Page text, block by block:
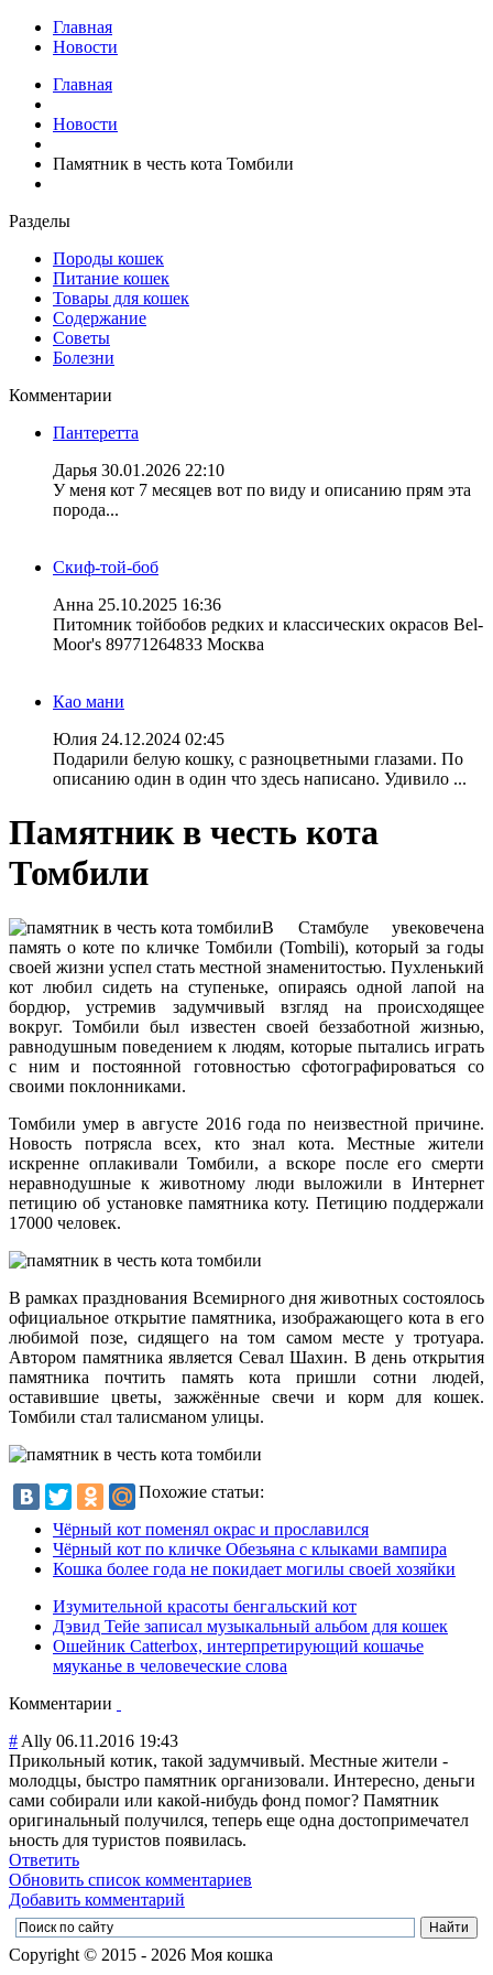
Главная
Новости
Главная
Новости
Памятник в честь кота Томбили
Разделы
Породы кошек
Питание кошек
Товары для кошек
Содержание
Советы
Болезни
Комментарии
Пантеретта
Дарья 30.01.2026 22:10
У меня кот 7 месяцев вот по виду и описанию прям эта
порода...
Скиф-той-боб
Анна 25.10.2025 16:36
Питомник тойбобов редких и классических окрасов Bel-
Moor's 89771264833 Москва
Као мани
Юлия 24.12.2024 02:45
Подарили белую кошку, с разноцветными глазами. По
описанию один в один что здесь написано. Удивило ...
Памятник в честь кота
Томбили
В Стамбуле увековечена
память о коте по кличке Томбили (Tombili), который за годы
своей жизни успел стать местной знаменитостью. Пухленький
кот любил сидеть на ступеньке, опираясь одной лапой на
бордюр, устремив задумчивый взгляд на происходящее
вокруг. Томбили был известен своей беззаботной жизнью,
равнодушным поведением к людям, которые пытались играть
с ним и постоянной готовностью сфотографироваться со
своими поклонниками.
Томбили умер в августе 2016 года по неизвестной причине.
Новость потрясла всех, кто знал кота. Местные жители
искренне оплакивали Томбили, а вскоре после его смерти
неравнодушные к животному люди выложили в Интернет
петицию об установке памятника коту. Петицию поддержали
17000 человек.
В рамках празднования Всемирного дня животных состоялось
официальное открытие памятника, изображающего кота в его
любимой позе, сидящего на том самом месте у тротуара.
Автором памятника является Севал Шахин. В день открытия
памятника почтить память кота пришли сотни людей,
оставившие цветы, зажжённые свечи и корм для кошек.
Томбили стал талисманом улицы.
Похожие статьи:
Чёрный кот поменял окрас и прославился
Чёрный кот по кличке Обезьяна с клыками вампира
Кошка более года не покидает могилы своей хозяйки
Изумительной красоты бенгальский кот
Дэвид Тейе записал музыкальный альбом для кошек
Ошейник Catterbox, интерпретирующий кошачье
мяуканье в человеческие слова
Комментарии
# Ally 06.11.2016 19:43
Прикольный котик, такой задумчивый. Местные жители -
молодцы, быстро памятник организовали. Интересно, деньги
сами собирали или какой-нибудь фонд помог? Памятник
оригинальный получился, теперь еще одна достопримечател
ьность для туристов появилась.
Ответить
Обновить список комментариев
Добавить комментарий
Copyright © 2015 - 2026 Моя кошка